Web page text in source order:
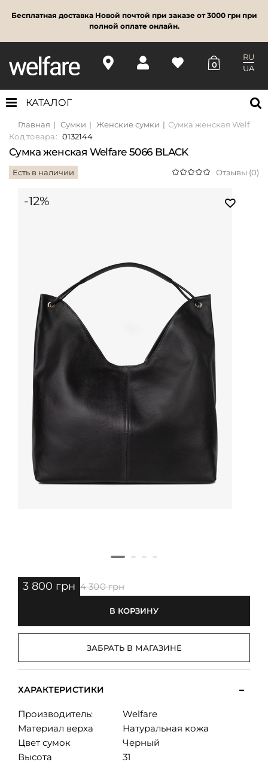
Бесплатная доставка Новой почтой при заказе от 3000 грн при
полной оплате онлайн.
0
RU
UA
КАТАЛОГ
Главная Сумки Женские сумки
Сумка женская Welfare
Код товара: 0132144
Сумка женская Welfare 5066 BLACK
Есть в наличии Отзывы (0)
-12%
3 800 грн 4 300 грн
В КОРЗИНУ
ЗАБРАТЬ В МАГАЗИНЕ
ХАРАКТЕРИСТИКИ
Производитель:
Welfare
Материал верха
Натуральная кожа
Цвет сумок
Черный
Высота
31